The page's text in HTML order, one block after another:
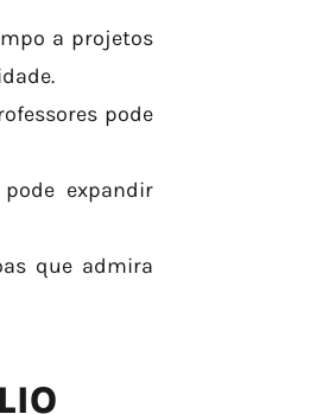
a projetos
pode
expandir
que admira